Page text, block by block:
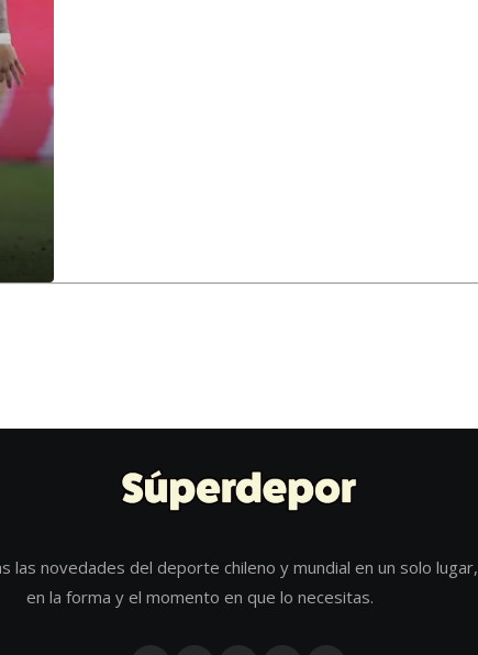
las novedades del deporte chileno y mundial en un solo lugar,
en la forma y el momento en que lo necesitas.